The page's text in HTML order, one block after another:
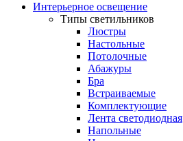
Интерьерное освещение
Типы светильников
Люстры
Настольные
Потолочные
Абажуры
Бра
Встраиваемые
Комплектующие
Лента светодиодная
Напольные